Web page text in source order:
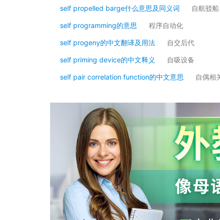
self propelled barge什么意思及同义词 自航驳船
self programming的意思 程序自动化
self progeny的中文翻译及用法 自交后代
self priming device的中文释义 自吸设备
self pair correlation function的中文意思 自偶相